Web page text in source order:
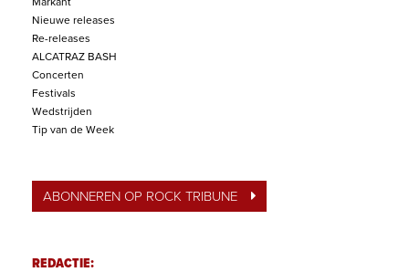
Nieuwe releases
Re-releases
ALCATRAZ BASH
Concerten
Festivals
Wedstrijden
Tip van de Week
ABONNEREN OP ROCK TRIBUNE
REDACTIE: